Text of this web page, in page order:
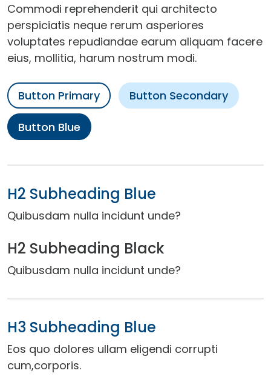
Commodi reprehenderit qui architecto
perspiciatis neque rerum asperiores
voluptates repudiandae earum aliquam facere
eius, mollitia, harum nostrum modi.
Button Primary Button Secondary
Button Blue
H2 Subheading Blue
Quibusdam nulla incidunt unde?
H2 Subheading Black
Quibusdam nulla incidunt unde?
H3 Subheading Blue
Eos quo dolores ullam eligendi corrupti
cum,corporis.